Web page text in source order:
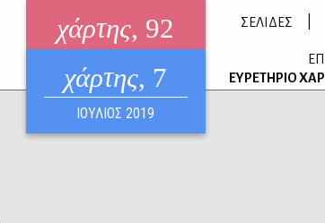
χάρτης, 92
ηλεκτρονικό περιοδικό
ΑΥΓΟΥΣΤΟΣ 2026
χάρτης, 7
ΙΟΥΛΙΟΣ 2019
ΣΕΛΙΔΕΣ
ΕΥΡΕΤΗΡΙΟ